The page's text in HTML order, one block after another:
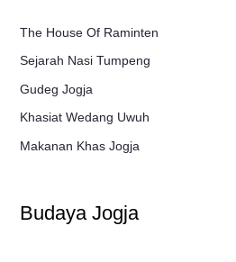
The House Of Raminten
Sejarah Nasi Tumpeng
Gudeg Jogja
Khasiat Wedang Uwuh
Makanan Khas Jogja
Budaya Jogja